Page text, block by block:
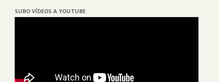
SUBO VÍDEOS A YOUTUBE